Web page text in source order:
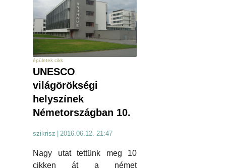
épületek cikk
UNESCO
világörökségi
helyszínek
Németországban 10.
szikrisz | 2016.06.12. 21:47
Nagy utat tettünk meg 10
cikken át a német